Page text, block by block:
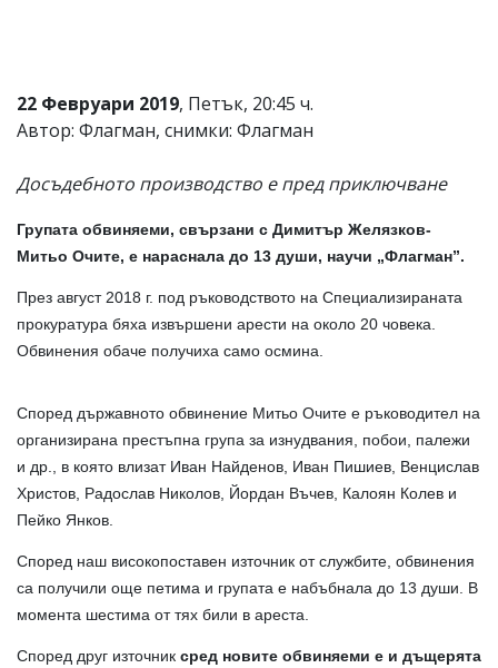
22 Февруари 2019, Петък, 20:45 ч.
Автор: Флагман, снимки: Флагман
Досъдебното производство е пред приключване
Групата обвиняеми, свързани с Димитър Желязков-
Митьо Очите, е нараснала до 13 души, научи „Флагман”.
През август 2018 г. под ръководството на Специализираната
прокуратура бяха извършени арести на около 20 човека.
Обвинения обаче получиха само осмина.
Според държавното обвинение Митьо Очите е ръководител на
организирана престъпна група за изнудвания, побои, палежи
и др., в която влизат Иван Найденов, Иван Пишиев, Венцислав
Христов, Радослав Николов, Йордан Въчев, Калоян Колев и
Пейко Янков.
Според наш високопоставен източник от службите, обвинения
са получили още петима и групата е набъбнала до 13 души. В
момента шестима от тях били в ареста.
Според друг източник сред новите обвиняеми е и дъщерята